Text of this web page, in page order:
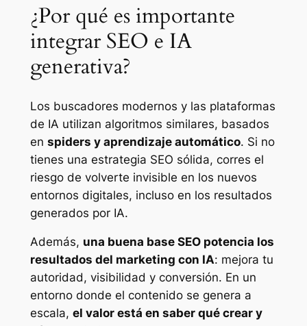
¿Por qué es importante
integrar SEO e IA
generativa?
Los buscadores modernos y las plataformas
de IA utilizan algoritmos similares, basados
en spiders y aprendizaje automático. Si no
tienes una estrategia SEO sólida, corres el
riesgo de volverte invisible en los nuevos
entornos digitales, incluso en los resultados
generados por IA.
Además, una buena base SEO potencia los
resultados del marketing con IA: mejora tu
autoridad, visibilidad y conversión. En un
entorno donde el contenido se genera a
escala, el valor está en saber qué crear y